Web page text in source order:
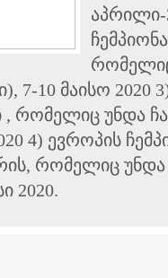
აპრილი-
7-10 მაისო 2020
, რომელიც უნდა
4) ევროპის
რომელიც
2020.